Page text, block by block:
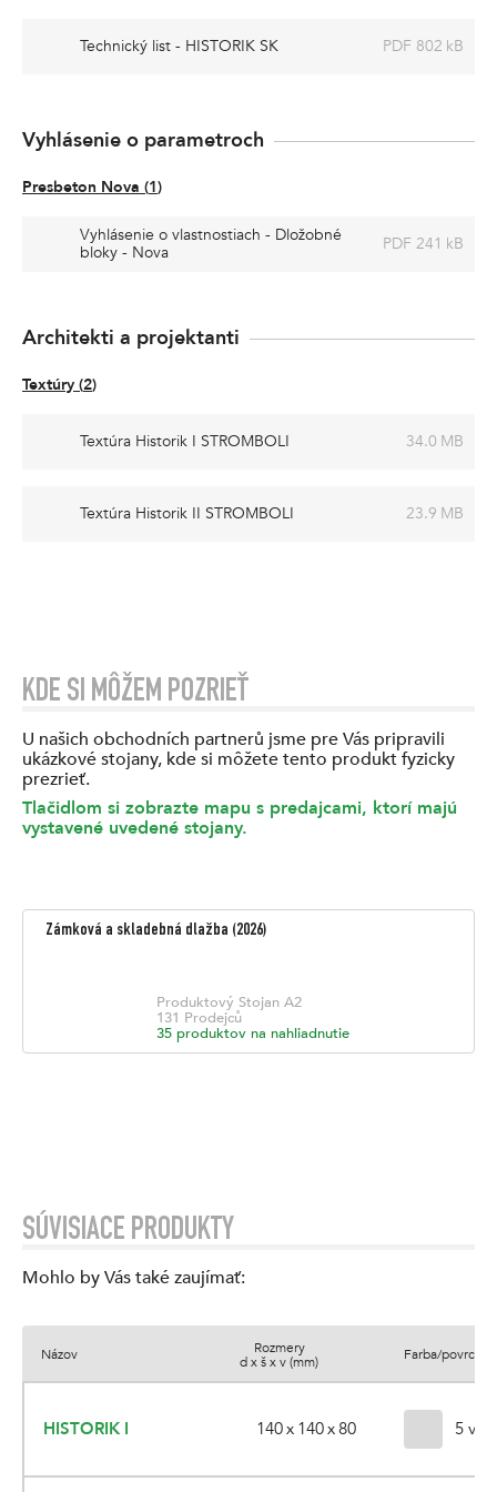
Technický list - HISTORIK SK PDF 802 kB
Vyhlásenie o parametroch
Presbeton Nova (1)
Vyhlásenie o vlastnostiach - Dložobné
bloky - Nova
PDF 241 kB
Architekti a projektanti
Textúry (2)
Textúra Historik I STROMBOLI 34.0 MB
Textúra Historik II STROMBOLI 23.9 MB
KDE SI MÔŽEM POZRIEŤ
U našich obchodních partnerů jsme pre Vás pripravili
ukázkové stojany, kde si môžete tento produkt fyzicky
prezrieť.
Tlačidlom si zobrazte mapu s predajcami, ktorí majú
vystavené uvedené stojany.
Zámková a skladebná dlažba (2026)
Produktový Stojan A2
131 Prodejců
35 produktov na nahliadnutie
SÚVISIACE PRODUKTY
Mohlo by Vás také zaujímať:
Názov
Rozmery
d x š x v (mm)
Farba/povrch
HISTORIK I 140 x 140 x 80 5